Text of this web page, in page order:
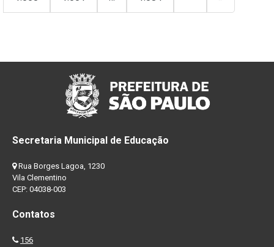
Secretaria Municipal de Educação
Rua Borges Lagoa, 1230
Vila Clementino
CEP: 04038-003
Contatos
156